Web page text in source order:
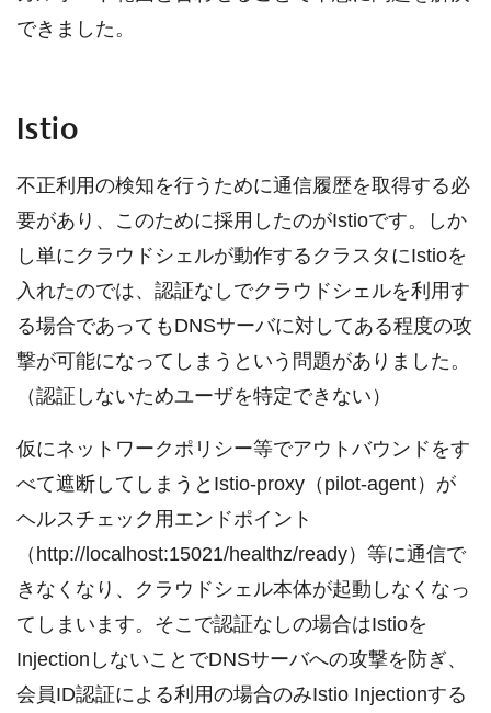
できました。
Istio
不正利用の検知を行うために通信履歴を取得する必
要があり、このために採用したのがIstioです。しか
し単にクラウドシェルが動作するクラスタにIstioを
入れたのでは、認証なしでクラウドシェルを利用す
る場合であってもDNSサーバに対してある程度の攻
撃が可能になってしまうという問題がありました。
（認証しないためユーザを特定できない）
仮にネットワークポリシー等でアウトバウンドをす
べて遮断してしまうとIstio-proxy（pilot-agent）が
ヘルスチェック用エンドポイント
（http://localhost:15021/healthz/ready）等に通信で
きなくなり、クラウドシェル本体が起動しなくなっ
てしまいます。そこで認証なしの場合はIstioを
InjectionしないことでDNSサーバへの攻撃を防ぎ、
会員ID認証による利用の場合のみIstio Injectionする